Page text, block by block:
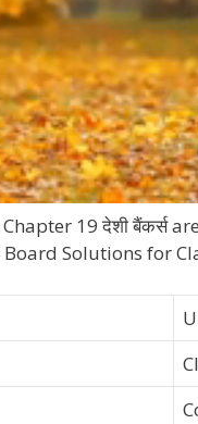
19 देशी बैंकर्स
Solutions for